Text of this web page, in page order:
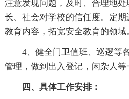
注意发现问题，及时、合理地
长、社会对学校的信任度。定
教育内容，拓宽安全教育的领域
4、健全门卫值班、巡逻等
管理，做到出入登记，闲杂人等
四、具体工作安排：